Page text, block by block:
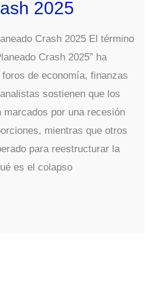
2025
Crash 2025 El término
Crash 2025” ha
de economía, finanzas
sostienen que los
por una recesión
mientras que otros
para reestructurar la
es el colapso